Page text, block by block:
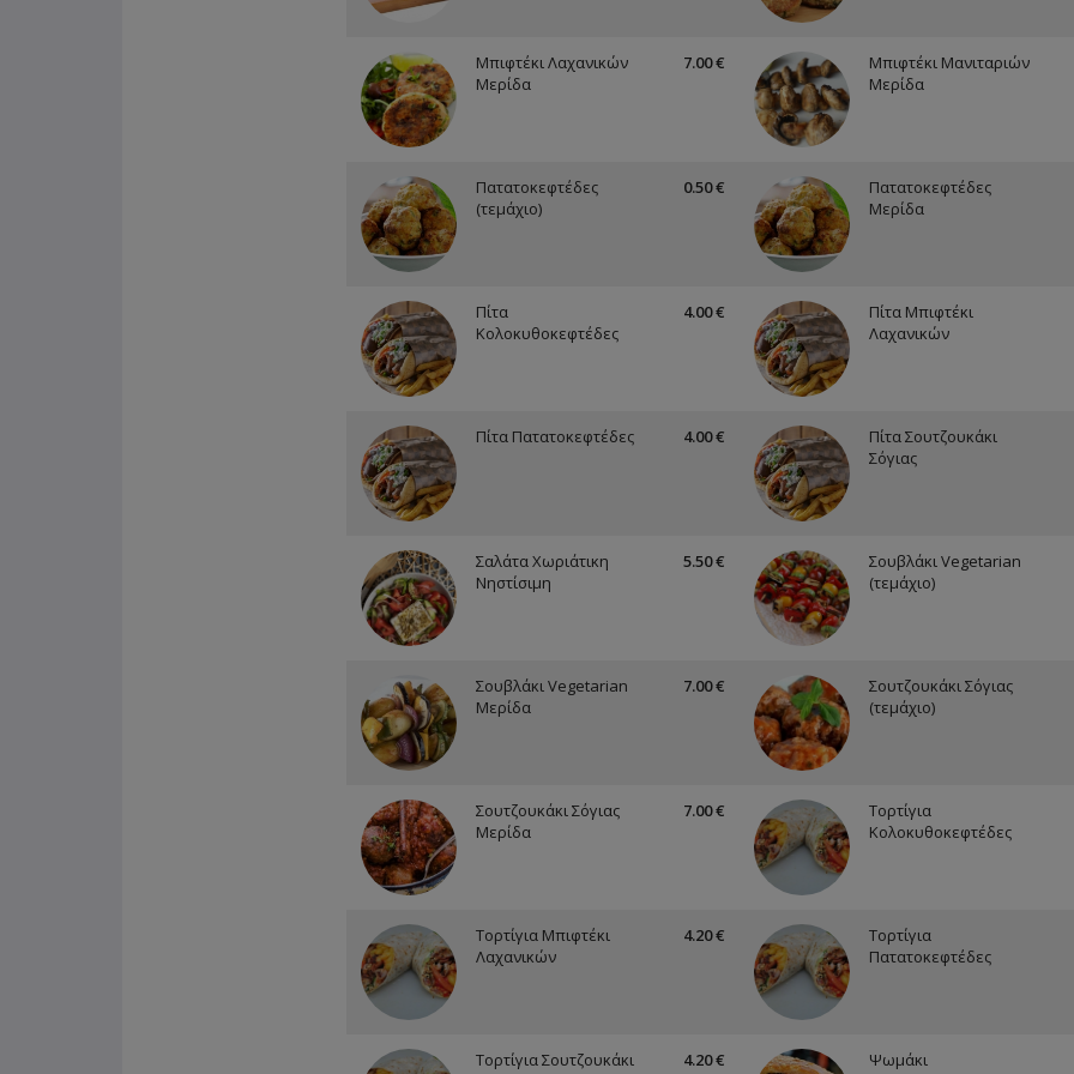
Μπιφτέκι Λαχανικών
Μερίδα
7.00 €
Μπιφτέκι Μανιταριών
Μερίδα
Πατατοκεφτέδες
(τεμάχιο)
0.50 €
Πατατοκεφτέδες
Μερίδα
Πίτα
Κολοκυθοκεφτέδες
4.00 €
Πίτα Μπιφτέκι
Λαχανικών
Πίτα Πατατοκεφτέδες 4.00 €
Πίτα Σουτζουκάκι
Σόγιας
Σαλάτα Χωριάτικη
Νηστίσιμη
5.50 €
Σουβλάκι Vegetarian
(τεμάχιο)
Σουβλάκι Vegetarian
Μερίδα
7.00 €
Σουτζουκάκι Σόγιας
(τεμάχιο)
Σουτζουκάκι Σόγιας
Μερίδα
7.00 €
Τορτίγια
Κολοκυθοκεφτέδες
Τορτίγια Μπιφτέκι
Λαχανικών
4.20 €
Τορτίγια
Πατατοκεφτέδες
Τορτίγια Σουτζουκάκι
4.20 €
Ψωμάκι